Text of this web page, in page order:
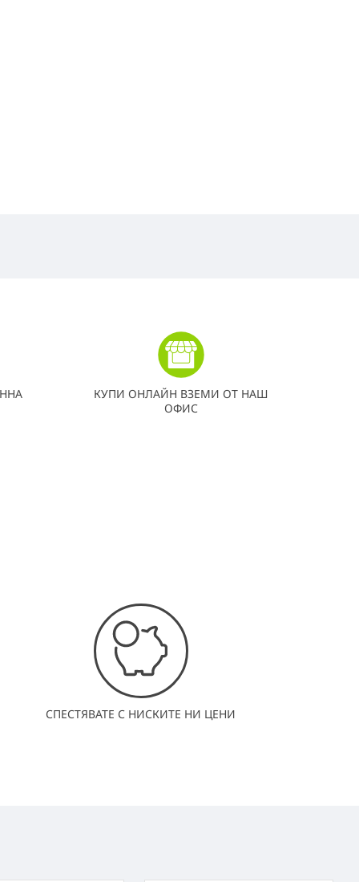
КУПИ ОНЛАЙН ВЗЕМИ ОТ НАШ
ОФИС
СПЕСТЯВАТЕ С НИСКИТЕ НИ ЦЕНИ